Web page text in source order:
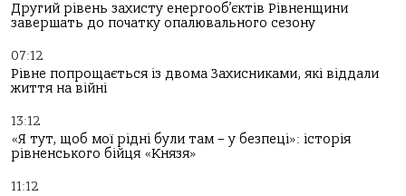
Другий рівень захисту енергооб’єктів Рівненщини
завершать до початку опалювального сезону
07:12
Рівне попрощається із двома Захисниками, які віддали
життя на війні
13:12
«Я тут, щоб мої рідні були там – у безпеці»: історія
рівненського бійця «Князя»
11:12